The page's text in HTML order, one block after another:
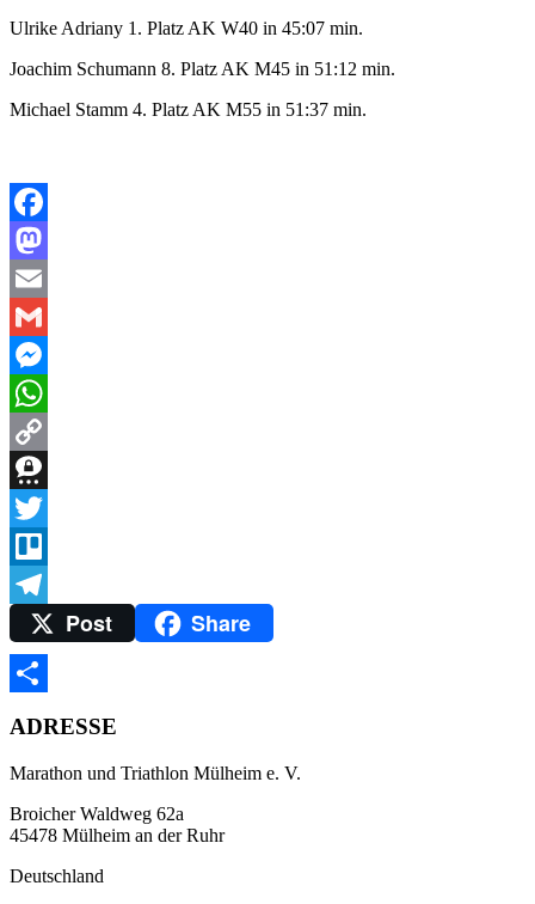
Ulrike Adriany 1. Platz AK W40 in 45:07 min.
Joachim Schumann 8. Platz AK M45 in 51:12 min.
Michael Stamm 4. Platz AK M55 in 51:37 min.
Facebook
Mastodon
Email
Gmail
Messenger
WhatsApp
Copy
Link
Threema
Twitter
Trello
TelegramPost Share
ADRESSE
Marathon und Triathlon Mülheim e. V.
Broicher Waldweg 62a
45478 Mülheim an der Ruhr
Deutschland